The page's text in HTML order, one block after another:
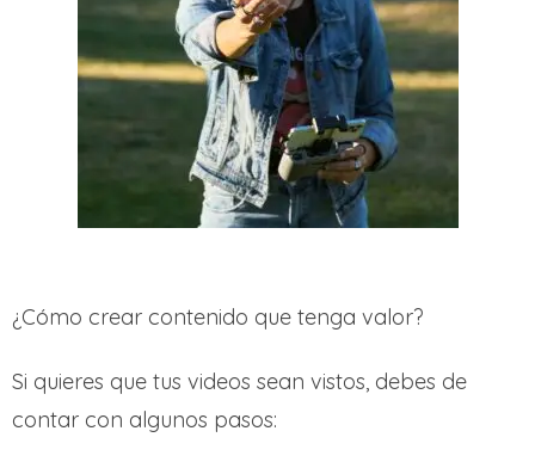
¿Cómo crear contenido que tenga valor?
Si quieres que tus videos sean vistos, debes de
contar con algunos pasos: